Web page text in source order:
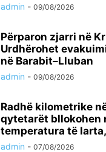
admin - 09/08/2026
Përparon zjarri në
Urdhërohet
në Barabit–Lluban
admin - 09/08/2026
Radhë kilometrike
qytetarët bllokohen
temperatura të
admin - 07/08/2026